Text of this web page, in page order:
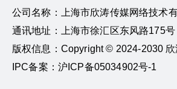
公司名称：上海市欣涛传媒网络技术
通讯地址：上海市徐汇区东风路175号
版权信息：Copyright © 2024-2030
IPC备案：沪ICP备05034902号-1